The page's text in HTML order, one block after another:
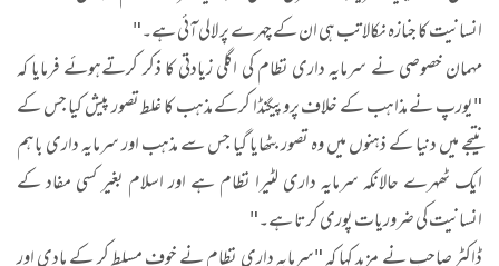
انسانیت کا جنازہ نکالا تب ہی ان کے چہرے پر لالی آئی ہے۔"
مہمان خصوصی نے سرمایہ داری نظام کی اگلی زیادتی کا ذکر کرتےہوئے فرمایا کہ
"یورپ نے مذاہب کے خلاف پروپیگنڈا کرکے مذہب کا غلط تصور پیش کیا جس کے
نتیجے میں دنیا کے ذہنوں میں وہ تصور بٹھایا گیا جس سے مذہب اور سرمایہ داری باہم
ایک ٹھہرے حالانکہ سرمایہ داری لٹیرا نظام ہے اور اسلام بغیر کسی مفاد کے
انسانیت کی ضروریات پوری کرتا ہے۔"